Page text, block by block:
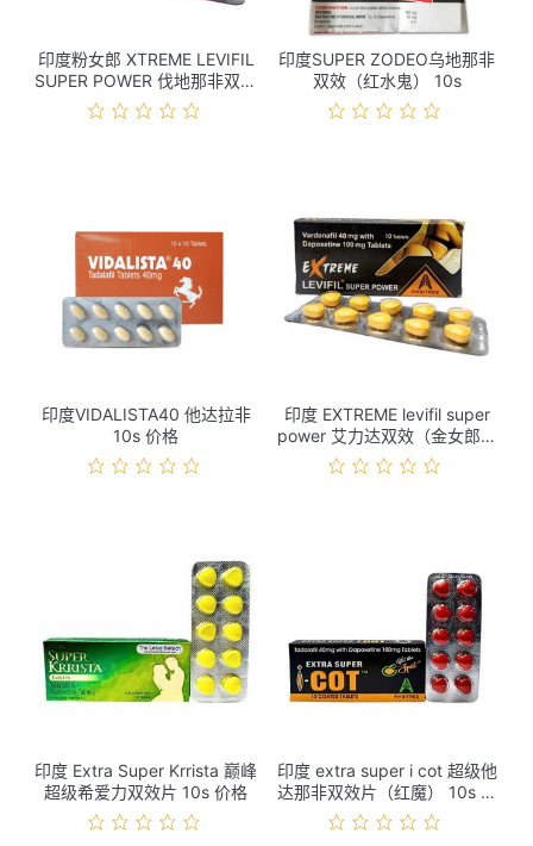
印度粉女郎 XTREME LEVIFIL
SUPER POWER 伐地那非双效
10s 价格
印度SUPER ZODEO乌地那非
双效（红水鬼） 10s
印度VIDALISTA40 他达拉非
10s 价格
印度 EXTREME levifil super
power 艾力达双效（金女郎）
10s 价格
印度 Extra Super Krrista 巅峰
超级希爱力双效片 10s 价格
印度 extra super i cot 超级他
达那非双效片（红魔） 10s 价
格